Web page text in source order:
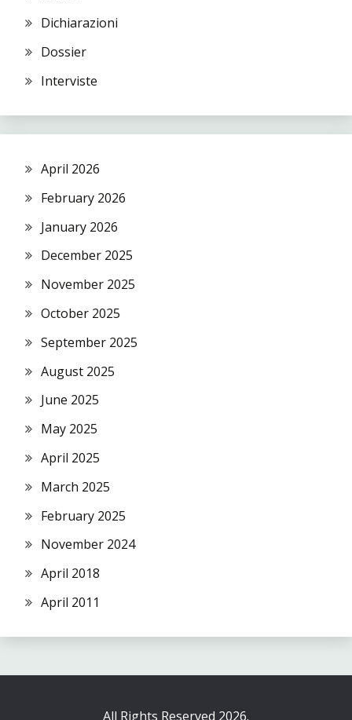
Dichiarazioni
Dossier
Interviste
April 2026
February 2026
January 2026
December 2025
November 2025
October 2025
September 2025
August 2025
June 2025
May 2025
April 2025
March 2025
February 2025
November 2024
April 2018
April 2011
All Rights Reserved 2026.